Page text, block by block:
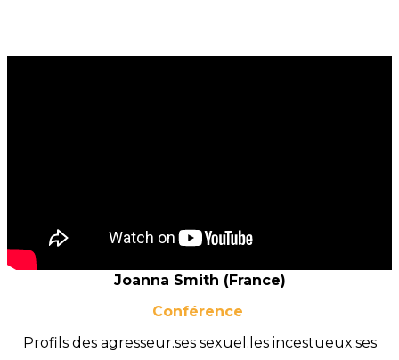
Joanna Smith (France)
Conférence
Profils des agresseur.ses sexuel.les incestueux.ses